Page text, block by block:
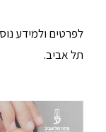
לפרטים ולמידע
תל אביב.